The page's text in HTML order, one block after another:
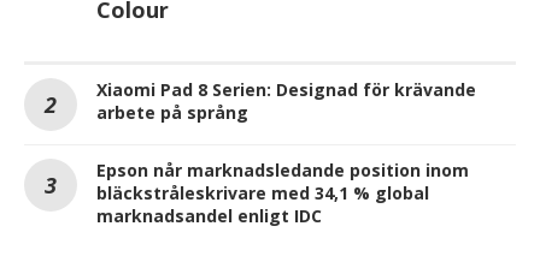
Colour
Xiaomi Pad 8 Serien: Designad för krävande
arbete på språng
Epson når marknadsledande position inom
bläckstråleskrivare med 34,1 % global
marknadsandel enligt IDC